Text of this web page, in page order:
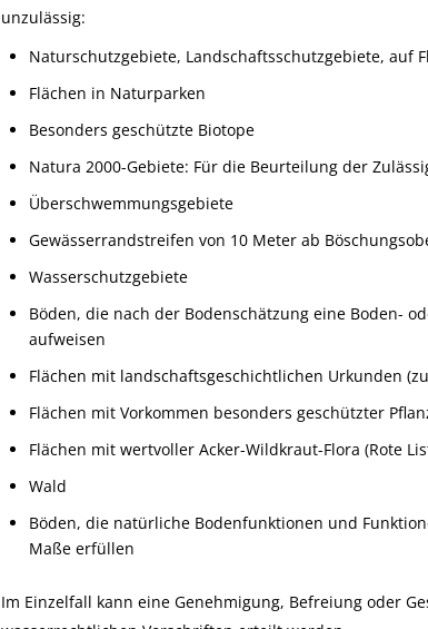
unzulässig:
Naturschutzgebiete, Landschaftsschutzgebiete, auf
Flächen in Naturparken
Besonders geschützte Biotope
Natura 2000-Gebiete: Für die Beurteilung der
Überschwemmungsgebiete
Gewässerrandstreifen von 10 Meter ab
Wasserschutzgebiete
Böden, die nach der Bodenschätzung eine Boden-
aufweisen
Flächen mit landschaftsgeschichtlichen Urkunden
Flächen mit Vorkommen besonders geschützter
Flächen mit wertvoller Acker-Wildkraut-Flora (Rote
Wald
Böden, die natürliche Bodenfunktionen und
Maße erfüllen
Im Einzelfall kann eine Genehmigung, Befreiung oder